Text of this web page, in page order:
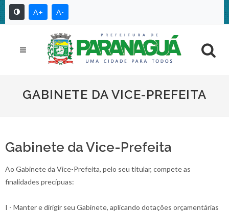
A+ A-
GABINETE DA VICE-PREFEITA
Gabinete da Vice-Prefeita
Ao Gabinete da Vice-Prefeita, pelo seu titular, compete as
finalidades precípuas:
I - Manter e dirigir seu Gabinete, aplicando dotações orçamentárias